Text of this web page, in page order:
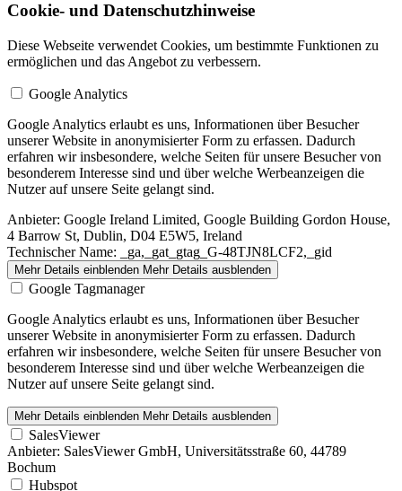
Cookie- und Datenschutzhinweise
Diese Webseite verwendet Cookies, um bestimmte Funktionen zu
ermöglichen und das Angebot zu verbessern.
Google Analytics
Google Analytics erlaubt es uns, Informationen über Besucher
unserer Website in anonymisierter Form zu erfassen. Dadurch
erfahren wir insbesondere, welche Seiten für unsere Besucher von
besonderem Interesse sind und über welche Werbeanzeigen die
Nutzer auf unsere Seite gelangt sind.
Anbieter: Google Ireland Limited, Google Building Gordon House,
4 Barrow St, Dublin, D04 E5W5, Ireland
Technischer Name: _ga,_gat_gtag_G-48TJN8LCF2,_gid
Mehr Details einblenden Mehr Details ausblenden
Google Tagmanager
Google Analytics erlaubt es uns, Informationen über Besucher
unserer Website in anonymisierter Form zu erfassen. Dadurch
erfahren wir insbesondere, welche Seiten für unsere Besucher von
besonderem Interesse sind und über welche Werbeanzeigen die
Nutzer auf unsere Seite gelangt sind.
Mehr Details einblenden Mehr Details ausblenden
SalesViewer
Anbieter: SalesViewer GmbH, Universitätsstraße 60, 44789
Bochum
Hubspot